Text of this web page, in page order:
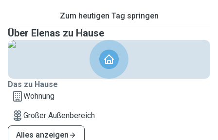
Zum heutigen Tag springen
Über Elenas zu Hause
Das zu Hause
Wohnung
Großer Außenbereich
Alles anzeigen